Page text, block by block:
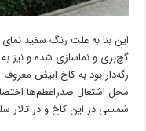
گچ‌بری و نماسازی شده و نیز
رگه‌دار بود به کاخ ابیض
شمسی در این کاخ و در تالار